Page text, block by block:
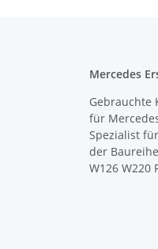
Mercedes
Gebrauchte
für
Spezialist
der
W126 W220